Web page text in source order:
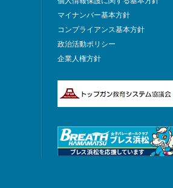
マイナンバー基本方針
コンプライアンス基本方針
政治活動ポリシー
企業人権方針